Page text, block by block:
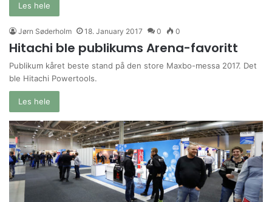
Les hele
Jørn Søderholm 18. January 2017 0 0
Hitachi ble publikums Arena-favoritt
Publikum kåret beste stand på den store Maxbo-messa 2017. Det
ble Hitachi Powertools.
Les hele